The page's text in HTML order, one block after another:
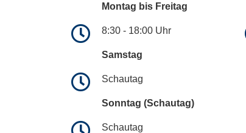
Montag bis Freitag
8:30 - 18:00 Uhr
Samstag
Schautag
Sonntag (Schautag)
Schautag